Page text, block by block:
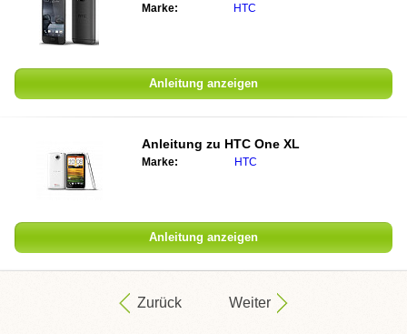
Marke: HTC
Anleitung anzeigen
Anleitung zu HTC One XL
Marke: HTC
Anleitung anzeigen
Zurück Weiter